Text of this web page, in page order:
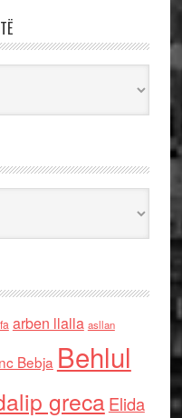
arben llalla asllan
Bebja Behlul
grecaElida